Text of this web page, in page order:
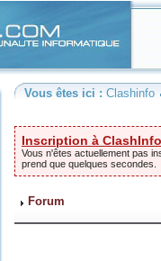
Vous êtes ici : Clashinfo
Inscription à ClashInfo
Vous n'êtes actuellement pas
prend que quelques secondes.
Forum